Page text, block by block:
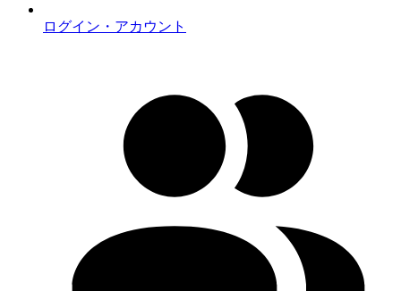
ログイン・アカウント